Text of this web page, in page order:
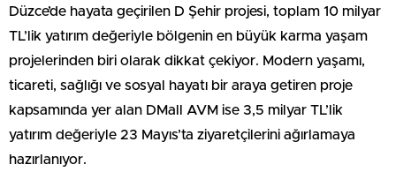
Düzce’de hayata geçirilen D Şehir projesi, toplam 10 milyar
TL’lik yatırım değeriyle bölgenin en büyük karma yaşam
projelerinden biri olarak dikkat çekiyor. Modern yaşamı,
ticareti, sağlığı ve sosyal hayatı bir araya getiren proje
kapsamında yer alan DMall AVM ise 3,5 milyar TL’lik
yatırım değeriyle 23 Mayıs’ta ziyaretçilerini ağırlamaya
hazırlanıyor.